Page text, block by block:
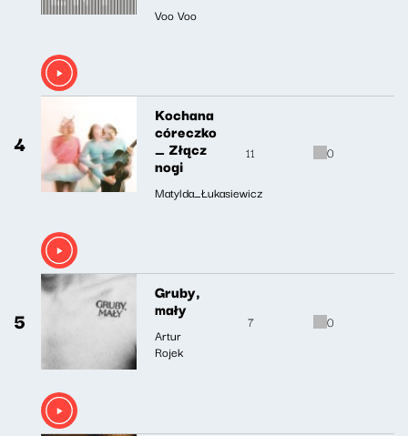
Voo Voo
4
Kochana
córeczko
_ Złącz
nogi
Matylda_Łukasiewicz
11 0
5
Gruby,
mały
Artur
Rojek
7 0